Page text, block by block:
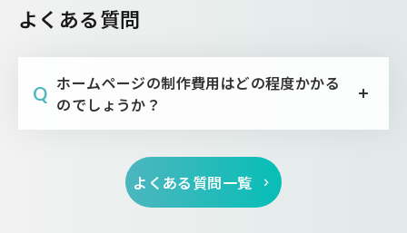
よくある質問
Q ホームページの制作費用はどの程度かかる
のでしょうか？
よくある質問一覧